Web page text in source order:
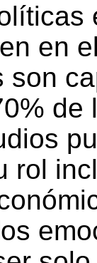
en
son
de
rol